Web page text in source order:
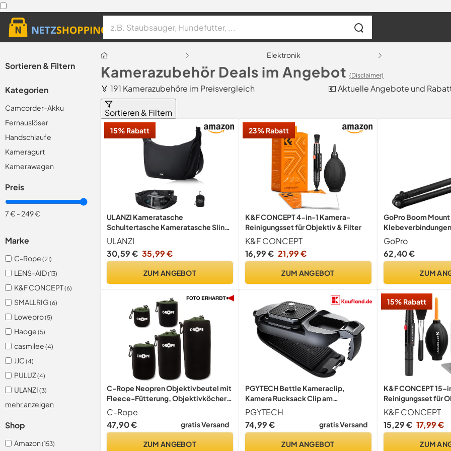
Sortieren & Filtern
Kategorien
Camcorder-Akku
Fernauslöser
Handschlaufe
Kameragurt
Kamerawagen
Preis
7 € - 249 €
Marke
C-Rope (21)
LENS-AID(13)
K&F CONCEPT(6)
SMALLRIG (6)
Lowepro(5)
Haoge (5)
casmilee (4)
JJC (4)
PULUZ(4)
ULANZI (3)
mehr anzeigen
Shop
Amazon (153)
Elektronik
Kamerazubehör Deals im Angebot (Disclaimer)
🏅 191 Kamerazubehöre im Preisvergleich 💶 Aktuelle Angebote und
Sortieren & Filtern
15% Rabatt
ULANZI Kameratasche
Schultertasche Kameratasche Sling
Bag Stilvoll mit Trennwänden Leichte
Aufbewahrungstasche für DSLR-
Kamera Kamerazubehör Reise
(Schwarz)
ULANZI
30,59 € 35,99 €
ZUM ANGEBOT
23% Rabatt
K&F CONCEPT 4-in-1 Kamera-
Reinigungsset für Objektiv & Filter
K&F CONCEPT
16,99 € 21,99 €
ZUM ANGEBOT
GoPro Boom Mount
GoPro
62,40 €
ZUM
C-Rope Neopren Objektivbeutel mit
Fleece-Fütterung, Objektivköcher
für Objektive und Kamerazubehör,
(5er Set), Größe XS, S, M, L, XL
C-Rope
47,90 €
gratis Versand
ZUM ANGEBOT
PGYTECH Bettle Kameraclip,
Kamera Rucksack Clip am
Schulterriemen oder Gürtel, zum
Tragen für DSLR, Plattenkamera-
Schnellwechselsystem für Sony,
Kameragurthalterung
PGYTECH
74,99 €
gratis Versand
ZUM ANGEBOT
15% Rabatt
K&F CONCEPT
Reinigungsset für
K&F CONCEPT
Nur noch:
ZUM